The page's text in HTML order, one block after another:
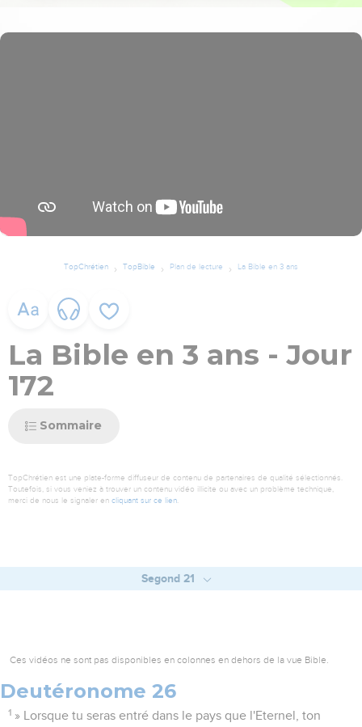
TopChrétien TopBible Plan de lecture La Bible en 3 ans
La Bible en 3 ans - Jour
172
Sommaire
TopChrétien est une plate-forme diffuseur de contenu de partenaires de qualité sélectionnés.
Toutefois, si vous veniez à trouver un contenu vidéo illicite ou avec un problème technique,
merci de nous le signaler en cliquant sur ce lien
Segond 21
Ces vidéos ne sont pas disponibles en colonnes en dehors de la vue Bible.
Deutéronome 26
1 » Lorsque tu seras entré dans le pays que l'Eternel, ton